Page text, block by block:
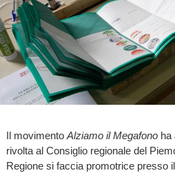
Il movimento Alziamo il Megafonoha
rivolta al Consiglio regionale del
Regione si faccia promotrice presso